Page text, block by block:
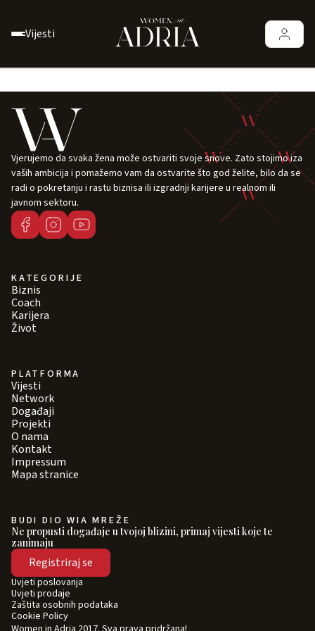
Vijesti
Vjerujemo da svaka žena može ostvariti svoje snove. Zato stojimo iza
vaših ambicija i pomažemo vam da ostvarite što god želite, bilo da se
radi o pokretanju i rastu biznisa ili izgradnji karijere u realnom ili
javnom sektoru.
KATEGORIJE
Biznis
Coach
Karijera
Život
PLATFORMA
Vijesti
Network
Događaji
Projekti
O nama
Kontakt
Impressum
Mapa stranice
BUDI DIO WIA MREŽE
Ne propusti događaje u tvojoj blizini, primaj vijesti koje te
zanimaju
Registriraj se
Uvjeti poslovanja
Uvjeti prodaje
Zaštita osobnih podataka
Cookie Policy